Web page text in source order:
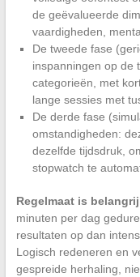
de geëvalueerde
vaardigheden,
De tweede fase
inspanningen op de
categorieën, met
lange sessies met
De derde fase
omstandigheden:
dezelfde tijdsdruk,
stopwatch te
Regelmaat is
minuten per dag
resultaten op dan
Logisch redeneren en
gespreide herhaling,